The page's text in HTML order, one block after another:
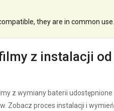
they are in common use.
z instalacji od
z wymiany baterii udostępnione
Zobacz proces instalacji i wymień